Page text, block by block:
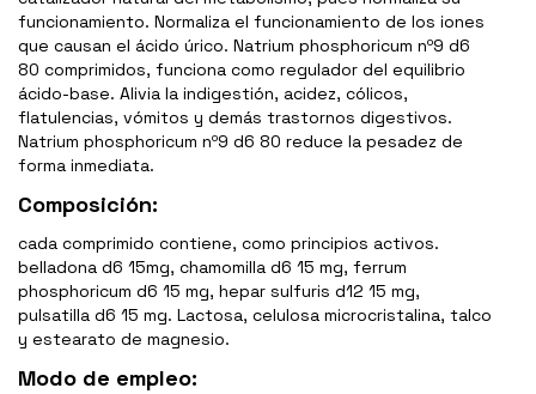
funcionamiento. Normaliza el funcionamiento de los iones
que causan el ácido úrico. Natrium phosphoricum nº9 d6
80 comprimidos, funciona como regulador del equilibrio
ácido-base. Alivia la indigestión, acidez, cólicos,
flatulencias, vómitos y demás trastornos digestivos.
Natrium phosphoricum nº9 d6 80 reduce la pesadez de
forma inmediata.
Composición:
cada comprimido contiene, como principios activos.
belladona d6 15mg, chamomilla d6 15 mg, ferrum
phosphoricum d6 15 mg, hepar sulfuris d12 15 mg,
pulsatilla d6 15 mg. Lactosa, celulosa microcristalina, talco
y estearato de magnesio.
Modo de empleo: